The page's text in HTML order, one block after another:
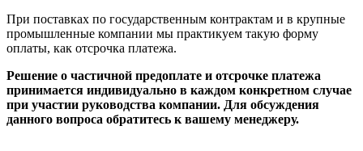
При поставках по государственным контрактам и в крупные
промышленные компании мы практикуем такую форму
оплаты, как отсрочка платежа.
Решение о частичной предоплате и отсрочке платежа
принимается индивидуально в каждом конкретном случае
при участии руководства компании. Для обсуждения
данного вопроса обратитесь к вашему менеджеру.